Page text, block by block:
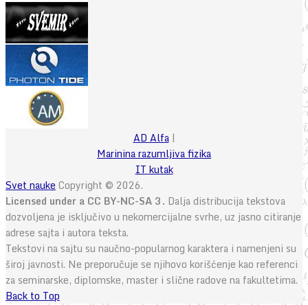
AD Alfa|
Marinina razumljiva fizika
IT kutak
Svet nauke Copyright © 2026.
Licensed under a CC BY-NC-SA 3. Dalja distribucija tekstova
dozvoljena je isključivo u nekomercijalne svrhe, uz jasno citiranje
adrese sajta i autora teksta.
Tekstovi na sajtu su naučno-popularnog karaktera i namenjeni su
široj javnosti. Ne preporučuje se njihovo korišćenje kao referenci
za seminarske, diplomske, master i slične radove na fakultetima.
Back to Top